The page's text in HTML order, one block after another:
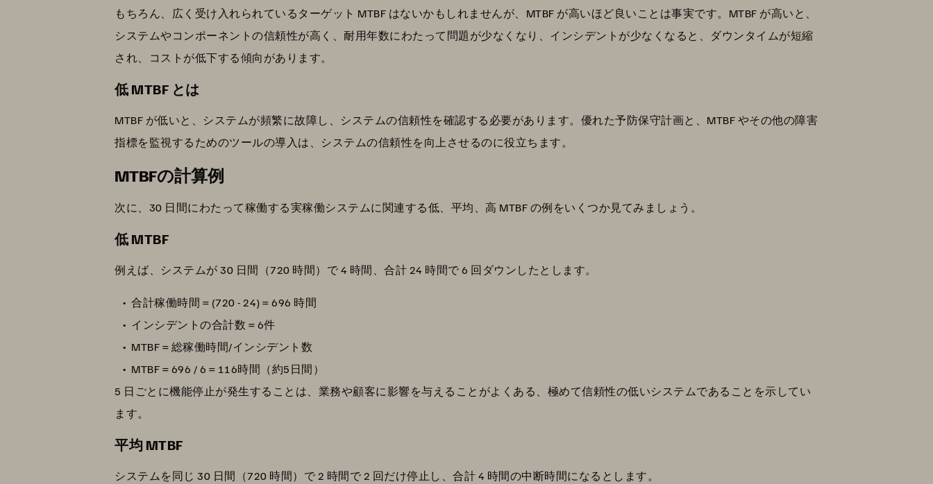
もちろん、広く受け入れられているターゲット MTBF はないかもしれませんが、MTBF が高いほど良いことは事実です。MTBF が高いと、
システムやコンポーネントの信頼性が高く、耐用年数にわたって問題が少なくなり、インシデントが少なくなると、ダウンタイムが短縮
され、コストが低下する傾向があります。
低 MTBF とは
MTBF が低いと、システムが頻繁に故障し、システムの信頼性を確認する必要があります。優れた予防保守計画と、MTBF やその他の障害
指標を監視するためのツールの導入は、システムの信頼性を向上させるのに役立ちます。
MTBFの計算例
次に、30 日間にわたって稼働する実稼働システムに関連する低、平均、高 MTBF の例をいくつか見てみましょう。
低 MTBF
例えば、システムが 30 日間（720 時間）で 4 時間、合計 24 時間で 6 回ダウンしたとします。
合計稼働時間 = (720 - 24) = 696 時間
インシデントの合計数 = 6件
MTBF = 総稼働時間/インシデント数
MTBF = 696 / 6 = 116時間（約5日間）
5 日ごとに機能停止が発生することは、業務や顧客に影響を与えることがよくある、極めて信頼性の低いシステムであることを示してい
ます。
平均 MTBF
システムを同じ 30 日間（720 時間）で 2 時間で 2 回だけ停止し、合計 4 時間の中断時間になるとします。